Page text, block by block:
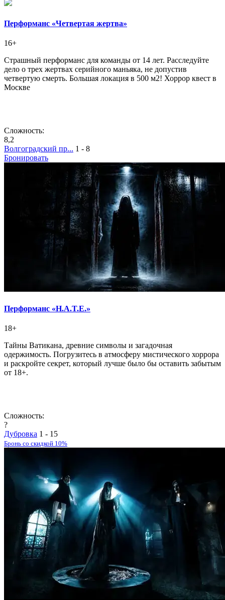
Перформанс «Четвертая жертва»
16+
Страшный перформанс для команды от 14 лет. Расследуйте
дело о трех жертвах серийного маньяка, не допустив
четвертую смерть. Большая локация в 500 м2! Хоррор квест в
Москве
Сложность:
8,2
Волгоградский пр... 1 - 8
Бронировать
Перформанс «H.А.T.E.»
18+
Тайны Ватикана, древние символы и загадочная
одержимость. Погрузитесь в атмосферу мистического хоррора
и раскройте секрет, который лучше было бы оставить забытым
от 18+.
Сложность:
?
Дубровка 1 - 15
Бронь со скидкой 10%